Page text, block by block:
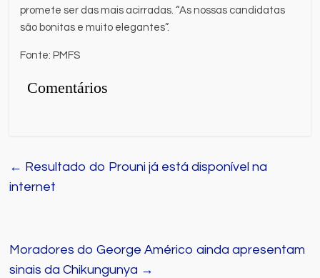
promete ser das mais acirradas. “As nossas candidatas
são bonitas e muito elegantes”.
Fonte: PMFS
Comentários
← Resultado do Prouni já está disponível na
internet
Moradores do George Américo ainda apresentam
sinais da Chikungunya →